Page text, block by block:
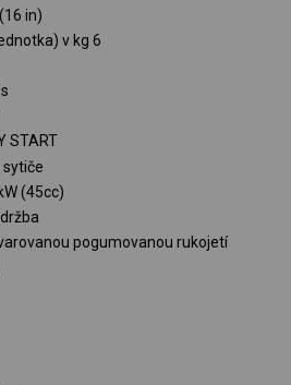
in)
v kg 6
START
(45cc)
pogumovanou rukojetí